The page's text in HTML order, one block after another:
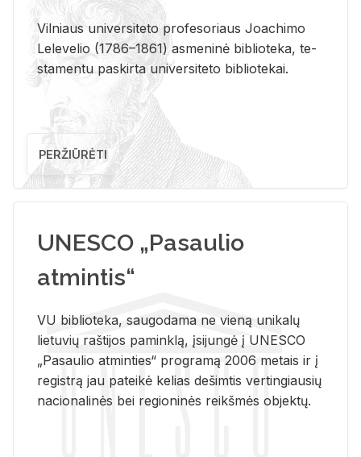
Vil­niaus uni­ver­si­te­to pro­fe­so­riaus Jo­a­chi­mo
Le­le­ve­lio (1786–1861) as­me­ni­nė bi­b­lio­te­ka, te­
sta­men­tu pa­skir­ta uni­ver­si­te­to bi­b­lio­te­kai.
PERŽIŪRĖTI
UNESCO „Pasaulio
atmintis“
VU biblioteka, saugodama ne vieną unikalų
lietuvių raštijos paminklą, įsijungė į UNESCO
„Pasaulio atminties“ programą 2006 metais ir į
registrą jau pateikė kelias dešimtis vertingiausių
nacionalinės bei regioninės reikšmės objektų.